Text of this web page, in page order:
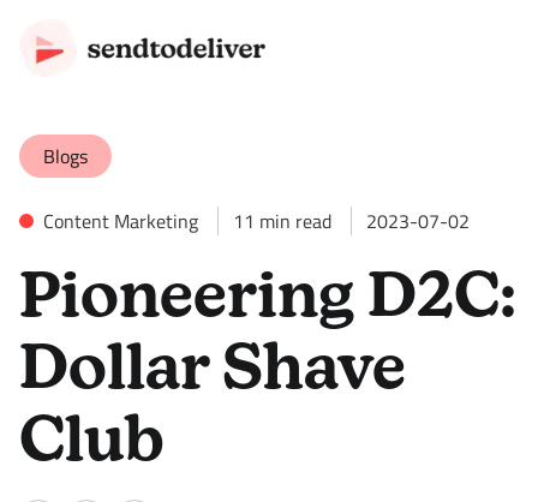
Blogs
Content Marketing 11 min read 2023-07-02
Pioneering D2C:
Dollar Shave
Club